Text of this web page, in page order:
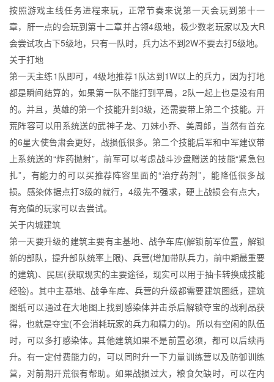
按照游戏主线任务进程来玩，正常节奏来说第一天会玩到第十一
章，肝一点的会玩到第十二章并占领4级地，极少数老玩家以及大R
会尝试攻占下5级地，只有一队时，兵力达不到2W不要去打5级地。
关于打地
第一天主练1队即可，4级地推荐1队达到1W以上的兵力，因为打地
都是瞬间结算的，如果第一队不能打到平局，2队一起上也是没有用
的。并且，英雄的第一个技能升到3级，还需要带上第二个技能。开
荒阵容可以用系统送的武神子龙、刀妹小乔、美周郎，当然有首充
的6星大使鲁肃会更好，战损低很多。第二个技能后军和中军建议带
上系统送的“炸药抛射”，前军可以考虑战斗沙盘赠送的技能“紧急包
扎”，有能力的可以买推荐阵容里面的“治疗药剂”，能降低很多战
损。感染体据点打3级的就行，4级先不强求，硬上战损会有点大，
有充值的玩家可以去尝试。
关于内城建筑
第一天要升级的建筑主要有主基地、战争车库(解锁前军位置，解锁
新的部队，提升部队统率上限)、兵营(增加带队兵力，前中期最重要
的建筑)、民居(获取现实的主要途径，现实可以用于抽卡转换成技能
经验)。其中主基地、战争车库、兵营的升级都需要建筑图纸，建筑
图纸可以通过在大地图上找到感染体并击杀后解锁夺宝的战利品获
得，也就是夺宝(不会消耗玩家的兵力和精力的)。所以有空闲的队伍
时，可以多打感染体。其他建筑如果不是前置必须，都可以后续再
升。有一定付费能力的，可以同时升一下力量训练营以及防御训练
营，对前期开荒很有帮助。如果战损过大，粮食欠缺时，可以在内